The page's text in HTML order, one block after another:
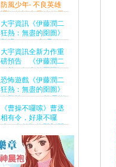
防風少年- 不良英雄
譚》傳說中最強的男
人現身！即將顛覆風
鈴高中！
大宇資訊《伊藤潤二
狂熱：無盡的囹圄》
登場 Steam 新品節
首支預告片及遊戲
Demo重磅釋出
大宇資訊全新力作重
磅預告 《伊藤潤二
狂熱：無盡的囹圄》
驚悚亮相 ！伊藤潤二
恐怖世界首度進軍
Steam
恐怖遊戲《伊藤潤二
狂熱：無盡的囹圄》
今登陸Steam 詭異洋
樓開啟 同步釋出最新
預告片
《曹操不囉嗦》曹丞
相有令，好康不囉
嗦！事前預約即刻開